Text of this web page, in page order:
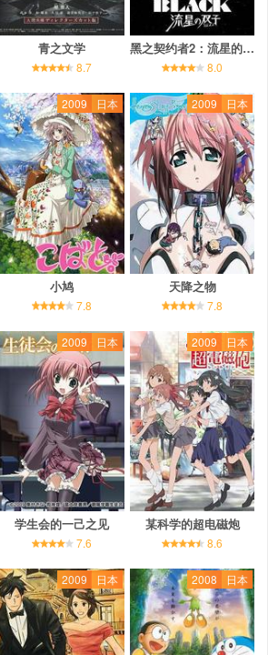
青之文学
8.7
黑之契约者2：流星的双子
8.0
2009 日本
小鸠
7.8
2009 日本
天降之物
7.8
2009 日本
学生会的一己之见
7.6
2009 日本
某科学的超电磁炮
8.6
2009 日本 2008 日本